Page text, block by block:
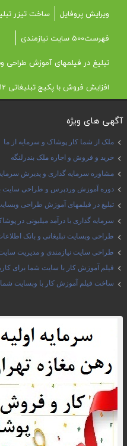
ویرایش پروفایل
ساخت تیزر
فهرست500 سایت نیازمندی
تبلیغ در فیلمهای آموزش
افزایش فروش با پکیج تبلیغاتی 12گانه
آگهی های ویژه
ملک از شما کار پوشاک و سرمایه از ما
خرید و فروش و اجاره ملک بندرلنگه
مشاوره سرمایه گذاری و پذیرش
دوره آموزش وردپرس و طراحی سایت
تبلیغ در فیلمهای آموزش طراحی
سرمایه گذاری با درآمد میلیونی در
طراحی وبسایت تبلیغاتی و بانک
طراحی سایت نیازمندی و مدیریت
فیلم آموزش کار با سایت شما برای
ساخت فیلم آموزش کار با وبسایت شما